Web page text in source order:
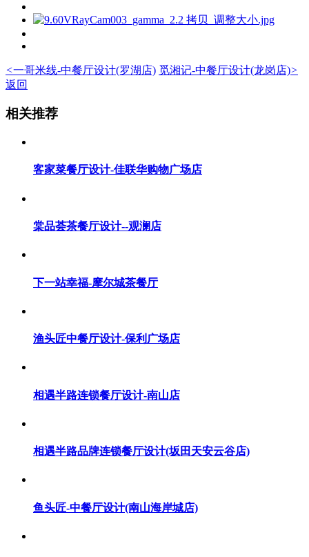
<一哥米线-中餐厅设计(罗湖店) 觅湘记-中餐厅设计(龙岗店)>
返回
相关推荐
客家菜餐厅设计-佳联华购物广场店
棠品荟茶餐厅设计--观澜店
下一站幸福-摩尔城茶餐厅
渔头匠中餐厅设计-保利广场店
相遇半路连锁餐厅设计-南山店
相遇半路品牌连锁餐厅设计(坂田天安云谷店)
鱼头匠-中餐厅设计(南山海岸城店)